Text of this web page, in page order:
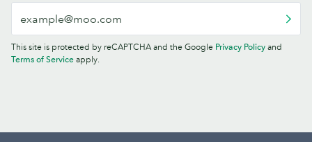
This site is protected by reCAPTCHA and the Google Privacy Policy and
Terms of Service apply.